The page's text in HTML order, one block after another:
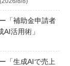
「補助金申請者
活用術」
「生成AIで売上